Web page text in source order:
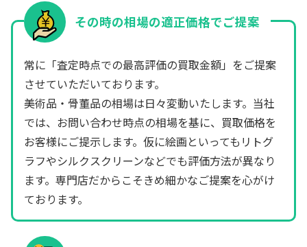
その時の相場の適正価格でご提案
常に「査定時点での最高評価の買取金額」をご提案
させていただいております。
美術品・骨董品の相場は日々変動いたします。当社
では、お問い合わせ時点の相場を基に、買取価格を
お客様にご提示します。仮に絵画といってもリトグ
ラフやシルクスクリーンなどでも評価方法が異なり
ます。専門店だからこそきめ細かなご提案を心がけ
ております。